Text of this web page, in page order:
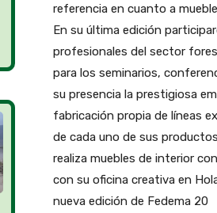
referencia en cuanto a
En su última edición
profesionales del sector
para los seminarios,
su presencia la prestigiosa
fabricación propia de líneas
de cada uno de sus
realiza muebles de interior
con su oficina creativa en
nueva edición de Fedema 20